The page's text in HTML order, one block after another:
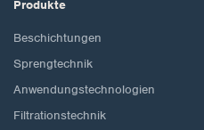
Produkte
Beschichtungen
Sprengtechnik
Anwendungstechnologien
Filtrationstechnik